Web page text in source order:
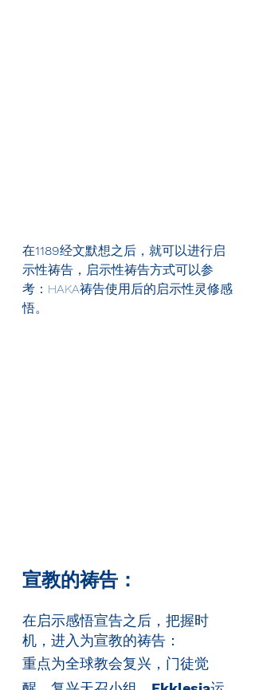
在1189经文默想之后，就可以进行启
示性祷告，启示性祷告方式可以参
考：HAKA祷告使用后的启示性灵修感
悟。
宣教的祷告：
在启示感悟宣告之后，把握时
机，进入为宣教的祷告：
重点为全球教会复兴，门徒觉